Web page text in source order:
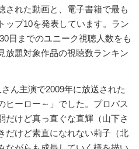
された動画と、電子書籍で最も
ップ10を発表しています。ラン
日までのユニーク視聴人数をも
放題対象作品の視聴数ランキン
ん主演で2009年に放送された
ヒーロー～」でした。プロバス
だけど真っ直ぐな直輝（山下さ
だけど素直になれない莉子（北